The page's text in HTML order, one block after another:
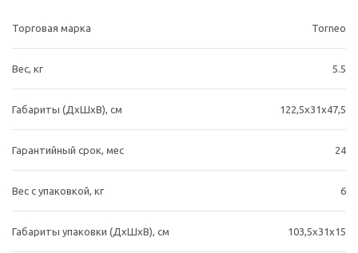
Торговая марка Torneo
Вес, кг 5.5
Габариты (ДхШхВ), cм 122,5х31х47,5
Гарантийный срок, мес 24
Вес с упаковкой, кг 6
Габариты упаковки (ДхШхВ), см 103,5х31х15